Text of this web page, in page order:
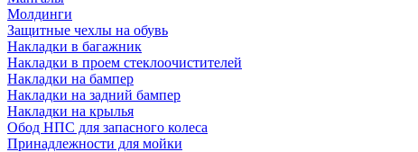
Молдинги
Защитные чехлы на обувь
Накладки в багажник
Накладки в проем стеклоочистителей
Накладки на бампер
Накладки на задний бампер
Накладки на крылья
Обод НПС для запасного колеса
Принадлежности для мойки